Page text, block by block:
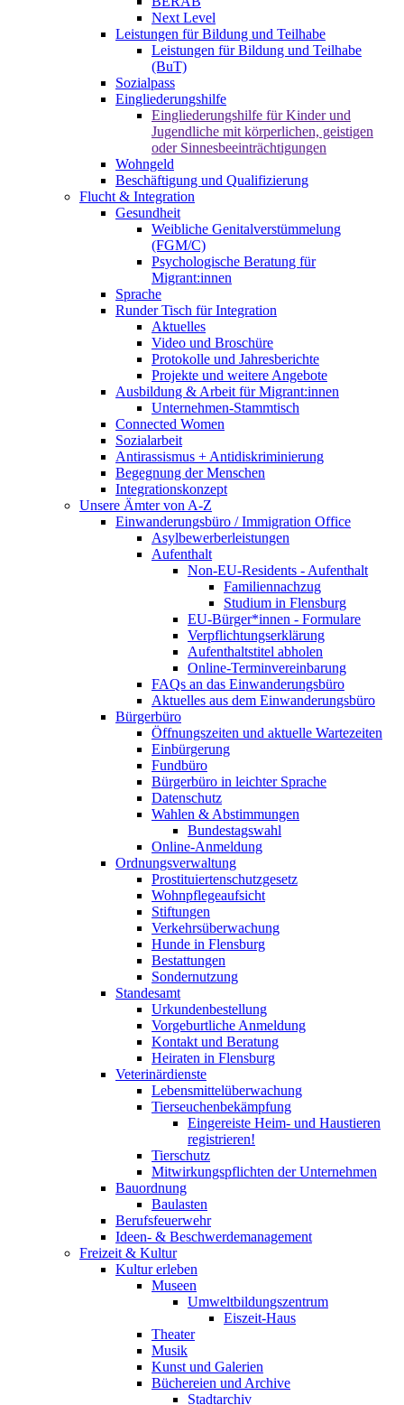
Next Level
Leistungen für Bildung und Teilhabe
Leistungen für Bildung und Teilhabe
(BuT)
Sozialpass
Eingliederungshilfe
Eingliederungshilfe für Kinder und
Jugendliche mit körperlichen, geistigen
oder Sinnesbeeinträchtigungen
Wohngeld
Beschäftigung und Qualifizierung
Flucht & Integration
Gesundheit
Weibliche Genitalverstümmelung
(FGM/C)
Psychologische Beratung für
Migrant:innen
Sprache
Runder Tisch für Integration
Aktuelles
Video und Broschüre
Protokolle und Jahresberichte
Projekte und weitere Angebote
Ausbildung & Arbeit für Migrant:innen
Unternehmen-Stammtisch
Connected Women
Sozialarbeit
Antirassismus + Antidiskriminierung
Begegnung der Menschen
Integrationskonzept
Unsere Ämter von A-Z
Einwanderungsbüro / Immigration Office
Asylbewerberleistungen
Aufenthalt
Non-EU-Residents - Aufenthalt
Familiennachzug
Studium in Flensburg
EU-Bürger*innen - Formulare
Verpflichtungserklärung
Aufenthaltstitel abholen
Online-Terminvereinbarung
FAQs an das Einwanderungsbüro
Aktuelles aus dem Einwanderungsbüro
Bürgerbüro
Öffnungszeiten und aktuelle Wartezeiten
Einbürgerung
Fundbüro
Bürgerbüro in leichter Sprache
Datenschutz
Wahlen & Abstimmungen
Bundestagswahl
Online-Anmeldung
Ordnungsverwaltung
Prostituiertenschutzgesetz
Wohnpflegeaufsicht
Stiftungen
Verkehrsüberwachung
Hunde in Flensburg
Bestattungen
Sondernutzung
Standesamt
Urkundenbestellung
Vorgeburtliche Anmeldung
Kontakt und Beratung
Heiraten in Flensburg
Veterinärdienste
Lebensmittelüberwachung
Tierseuchenbekämpfung
Eingereiste Heim- und Haustieren
registrieren!
Tierschutz
Mitwirkungspflichten der Unternehmen
Bauordnung
Baulasten
Berufsfeuerwehr
Ideen- & Beschwerdemanagement
Freizeit & Kultur
Kultur erleben
Museen
Umweltbildungszentrum
Eiszeit-Haus
Theater
Musik
Kunst und Galerien
Büchereien und Archive
Stadtarchiv